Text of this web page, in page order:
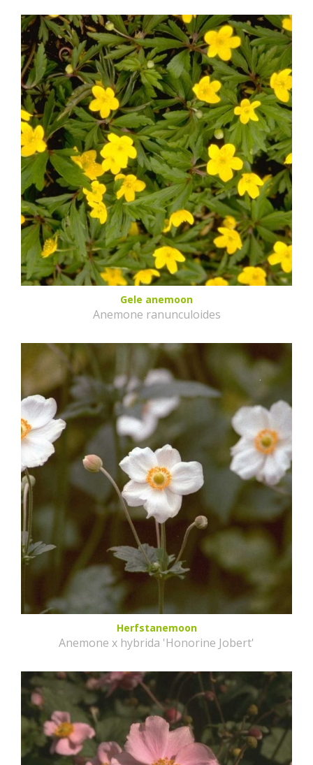
Gele anemoon
Anemone ranunculoides
Herfstanemoon
Anemone x hybrida 'Honorine Jobert'